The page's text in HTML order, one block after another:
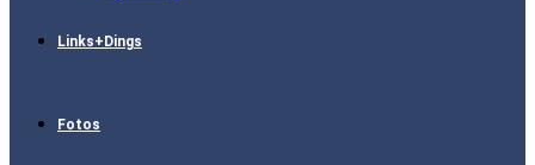
Links+Dings
Fotos